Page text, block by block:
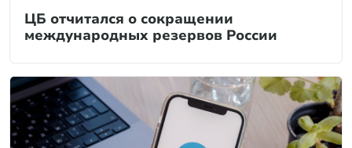
ЦБ отчитался о сокращении
международных резервов России